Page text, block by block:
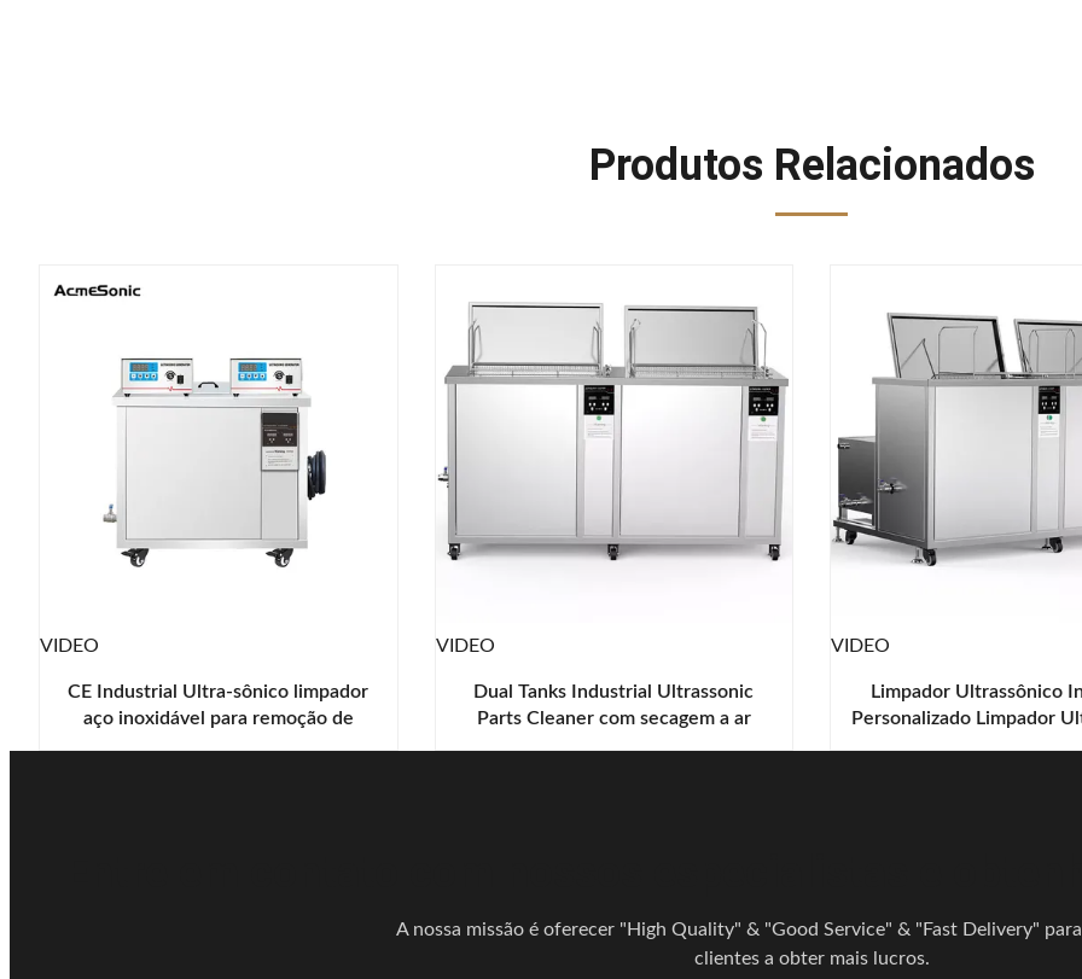
Produtos Relacionados
VIDEO
CE Industrial Ultra-sônico limpador
aço inoxidável para remoção de
VIDEO
Dual Tanks Industrial Ultrassonic
Parts Cleaner com secagem a ar
VIDEO
Limpador Ultrassônico
Personalizado Limpador
A nossa missão é oferecer "High Quality" & "Good Service" & "Fast Delivery"
clientes a obter mais lucros.